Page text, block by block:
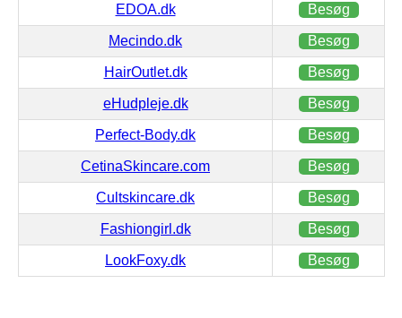
EDOA.dk Besøg
Mecindo.dk Besøg
HairOutlet.dk Besøg
eHudpleje.dk Besøg
Perfect-Body.dk Besøg
CetinaSkincare.com Besøg
Cultskincare.dk Besøg
Fashiongirl.dk Besøg
LookFoxy.dk Besøg